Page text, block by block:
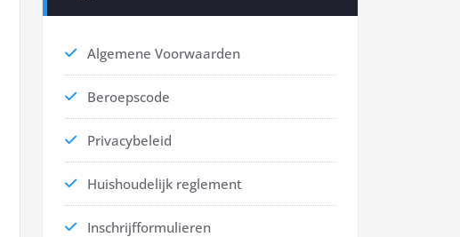
Algemene Voorwaarden
Beroepscode
Privacybeleid
Huishoudelijk reglement
Inschrijfformulieren